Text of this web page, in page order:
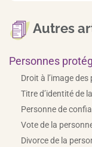
Autres
Personnes
Droit à l’image
Titre d’identité de
Personne de
Vote de la
Divorce de la